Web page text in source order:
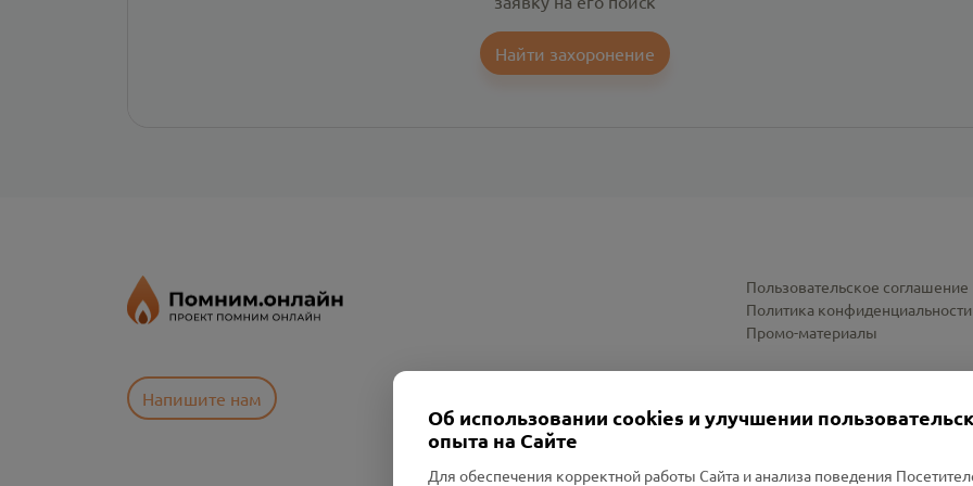
Найти захоронение
Напишите нам
Пользовательское соглашение
Политика конфиденциальности
Промо-материалы
Об использовании cookies и улучшении
опыта на Сайте
Для обеспечения корректной работы Сайта и анализа поведения